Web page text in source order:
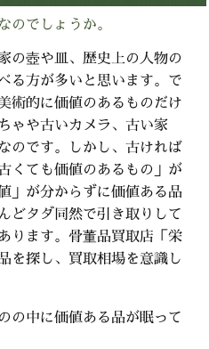
のでしょうか。
の壺や皿、歴史上の人物の
る方が多いと思います。で
術的に価値のあるものだけ
ゃや古いカメラ、古い家
のです。 しかし、古ければ
くても価値のあるもの」が
」が分からずに価値ある品
どタダ同然で引き取りして
ります。 骨董品買取店「栄
を探し、買取相場を意識し
の中に価値ある品が眠って